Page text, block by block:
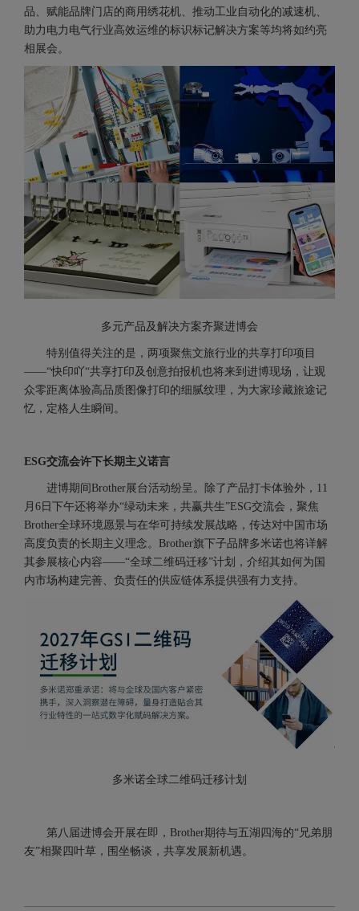
品、赋能品牌门店的商用绣花机、推动工业自动化的减速机、
助力电力电气行业高效运维的标识标记解决方案等均将如约亮
相展会。
多元产品及解决方案齐聚进博会
特别值得关注的是，两项聚焦文旅行业的共享打印项目
——“快印吖“共享打印及创意拍报机也将来到进博现场，让观
众零距离体验高品质图像打印的细腻纹理，为大家珍藏旅途记
忆，定格人生瞬间。
ESG交流会许下长期主义诺言
进博期间Brother展台活动纷呈。除了产品打卡体验外，11
月6日下午还将举办“绿动未来，共赢共生”ESG交流会，聚焦
Brother全球环境愿景与在华可持续发展战略，传达对中国市场
高度负责的长期主义理念。Brother旗下子品牌多米诺也将详解
其参展核心内容——“全球二维码迁移”计划，介绍其如何为国
内市场构建完善、负责任的供应链体系提供强有力支持。
多米诺全球二维码迁移计划
第八届进博会开展在即，Brother期待与五湖四海的“兄弟朋
友”相聚四叶草，围坐畅谈，共享发展新机遇。